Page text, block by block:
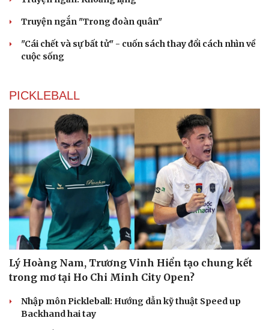
Truyện ngắn "Trong đoàn quân"
"Cái chết và sự bất tử" - cuốn sách thay đổi cách nhìn về
cuộc sống
PICKLEBALL
Lý Hoàng Nam, Trương Vinh Hiển tạo chung kết
trong mơ tại Ho Chi Minh City Open?
Nhập môn Pickleball: Hướng dẫn kỹ thuật Speed up
Backhand hai tay